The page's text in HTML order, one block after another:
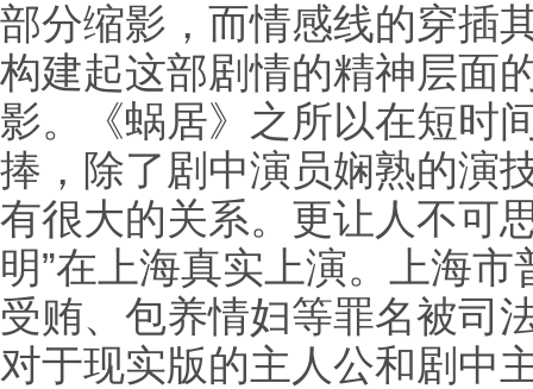
部分缩影，而情感线的穿插
构建起这部剧情的精神层面
影。《蜗居》之所以在短时
捧，除了剧中演员娴熟的演
有很大的关系。更让人不可
明”在上海真实上演。上海
受贿、包养情妇等罪名被司
对于现实版的主人公和剧中